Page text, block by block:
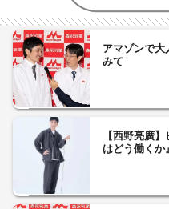
アマゾンで大
みて
【西野亮廣
はどう働くか』